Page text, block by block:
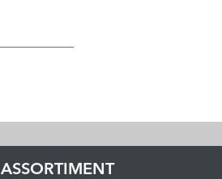
ASSORTIMENT